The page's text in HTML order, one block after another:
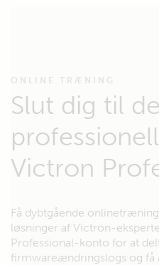
ONLINE TRÆNING
Slut dig til de
Victron
Få dybtgående
løsninger af Victron-
Professional-konto for at
firmwareændringslogs og få